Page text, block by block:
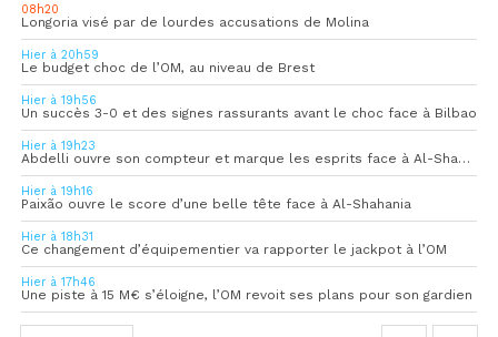
08h20
Longoria visé par de lourdes accusations de Molina
Hier à 20h59
Le budget choc de l’OM, au niveau de Brest
Hier à 19h56
Un succès 3-0 et des signes rassurants avant le choc face à Bilbao
Hier à 19h23
Abdelli ouvre son compteur et marque les esprits face à Al-Shahania
Hier à 19h16
Paixão ouvre le score d’une belle tête face à Al-Shahania
Hier à 18h31
Ce changement d’équipementier va rapporter le jackpot à l’OM
Hier à 17h46
Une piste à 15 M€ s’éloigne, l’OM revoit ses plans pour son gardien